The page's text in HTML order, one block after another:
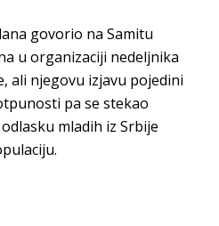
govorio na Samitu
u organizaciji nedeljnika
ali njegovu izjavu pojedini
pa se stekao
mladih iz Srbije